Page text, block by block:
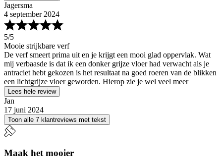
Jagersma
4 september 2024
5/5
Mooie strijkbare verf
De verf smeert prima uit en je krijgt een mooi glad oppervlak. Wat
mij verbaasde is dat ik een donker grijze vloer had verwacht als je
antraciet hebt gekozen is het resultaat na goed roeren van de blikken
een lichtgrijze vloer geworden. Hierop zie je wel veel meer
Lees hele review
Jan
17 juni 2024
Toon alle 7 klantreviews met tekst
Maak het mooier